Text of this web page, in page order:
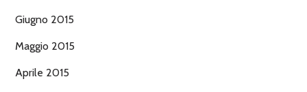
Giugno 2015
Maggio 2015
Aprile 2015